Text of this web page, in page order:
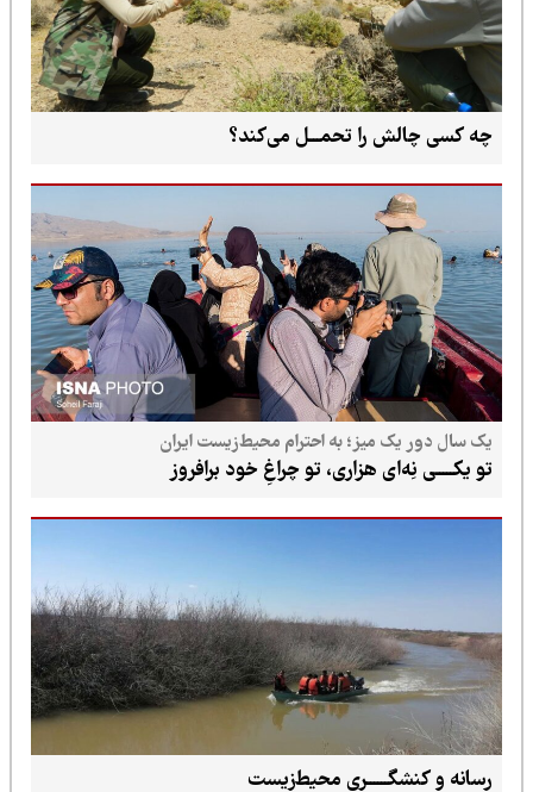
چه کسی چالش را تحمـــل می‌کند؟
یک سال دور یک میز؛ به احترام محیط‌زیست ایران
تو یکـــــی نِه‌ای هزاری، تو چراغِ خود برافروز
رسانه و کنشگــــــری محیط‌زیست